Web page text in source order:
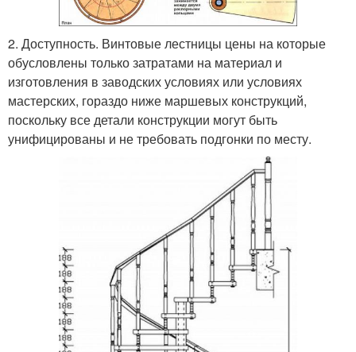
2. Доступность. Винтовые лестницы цены на которые
обусловлены только затратами на материал и
изготовления в заводских условиях или условиях
мастерских, гораздо ниже маршевых конструкций,
поскольку все детали конструкции могут быть
унифицированы и не требовать подгонки по месту.